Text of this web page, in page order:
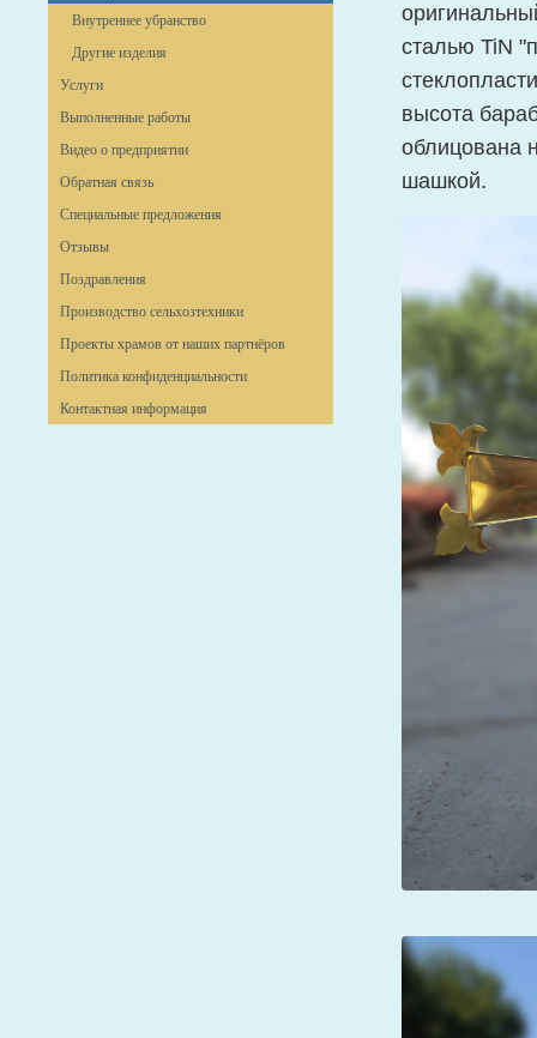
Внутреннее убранство
Другие изделия
Услуги
Выполненные работы
Видео о предприятии
Обратная связь
Специальные предложения
Отзывы
Поздравления
Производство сельхозтехники
Проекты храмов от наших партнёров
Политика конфиденциальности
Контактная информация
сталью TiN
высота
облицована
шашкой.